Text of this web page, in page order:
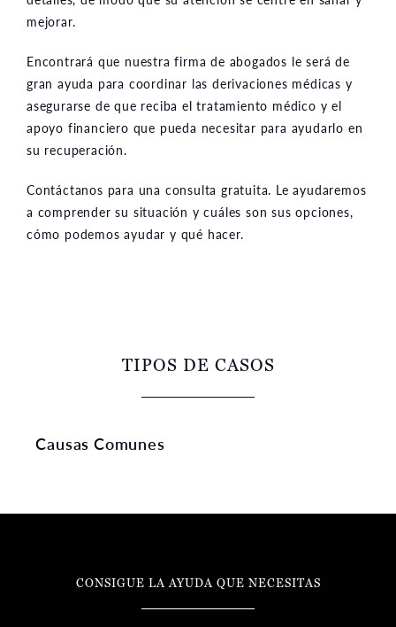
mejorar.
Encontrará que nuestra firma de abogados le será de
gran ayuda para coordinar las derivaciones médicas y
asegurarse de que reciba el tratamiento médico y el
apoyo financiero que pueda necesitar para ayudarlo en
su recuperación.
Contáctanos para una consulta gratuita. Le ayudaremos
a comprender su situación y cuáles son sus opciones,
cómo podemos ayudar y qué hacer.
TIPOS DE CASOS
Causas Comunes
CONSIGUE LA AYUDA QUE NECESITAS